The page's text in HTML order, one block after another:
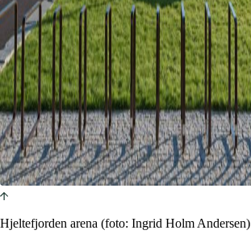
Hjeltefjorden arena (foto: Ingrid Holm Andersen)